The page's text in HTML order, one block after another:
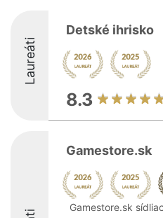
Laureáti
Detské ihrisko
8.3
Gamestore.sk
Gamestore.sk